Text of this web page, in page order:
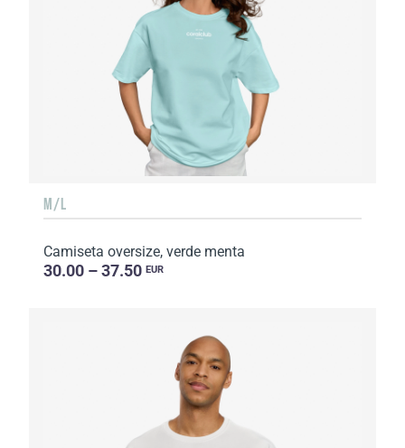
M/L
Camiseta oversize, verde menta
30.00 – 37.50 EUR